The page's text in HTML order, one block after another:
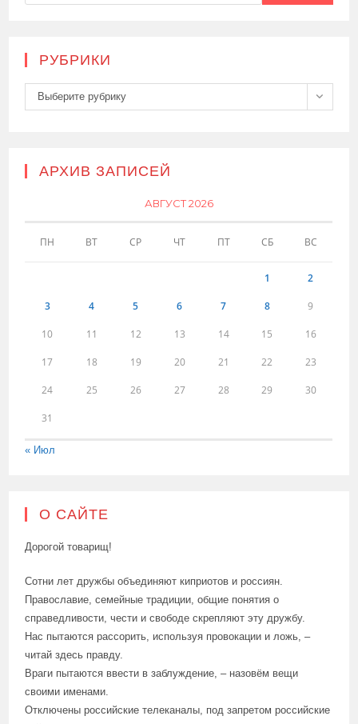
РУБРИКИ
Рубрики
Выберите рубрику
АРХИВ ЗАПИСЕЙ
АВГУСТ 2026
ПН ВТ СР ЧТ ПТ СБ ВС
1 2
3 4 5 6 7 8 9
10 11 12 13 14 15 16
17 18 19 20 21 22 23
24 25 26 27 28 29 30
31
« Июл
О САЙТЕ
Дорогой товарищ!
Сотни лет дружбы объединяют киприотов и россиян.
Православие, семейные традиции, общие понятия о
справедливости, чести и свободе скрепляют эту дружбу.
Нас пытаются рассорить, используя провокации и ложь, –
читай здесь правду.
Враги пытаются ввести в заблуждение, – назовём вещи
своими именами.
Отключены российские телеканалы, под запретом российские